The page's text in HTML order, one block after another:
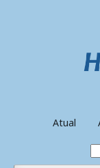
Atual